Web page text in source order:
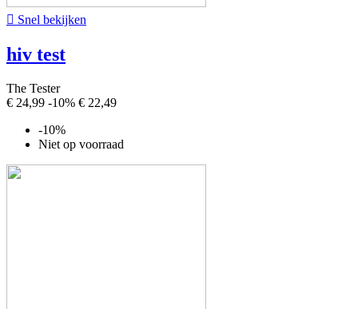
 Snel bekijken
hiv test
The Tester
€ 24,99 -10% € 22,49
-10%
Niet op voorraad